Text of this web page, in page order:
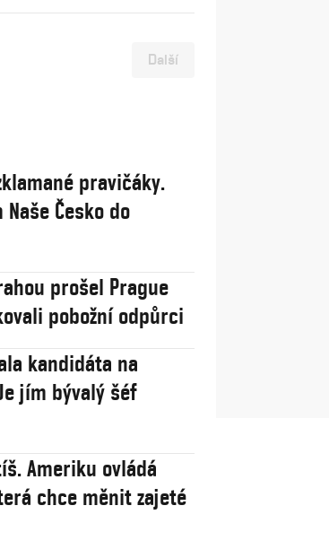
Další
pravičáky.
Česko do
prošel Prague
pobožní odpůrci
kandidáta na
jím bývalý šéf
Ameriku ovládá
chce měnit zajeté